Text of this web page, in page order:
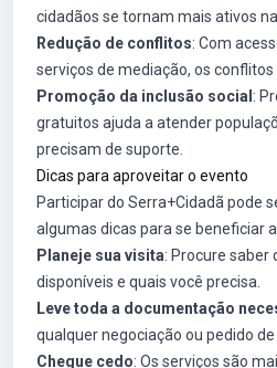
cidadãos se tornam mais ativos
Redução de conflitos: Com
serviços de mediação, os
Promoção da inclusão social :
gratuitos ajuda a atender
precisam de suporte.
Dicas para aproveitar o evento
Participar do Serra+Cidadã pode
algumas dicas para se beneficiar
Planeje sua visita: Procure saber
disponíveis e quais você precisa.
Leve toda a documentação
qualquer negociação ou pedido
Chegue cedo: Os serviços são